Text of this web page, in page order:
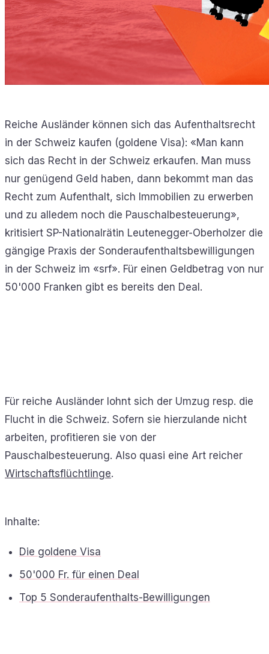
Reiche Ausländer können sich das Aufenthaltsrecht
in der Schweiz kaufen (goldene Visa): «Man kann
sich das Recht in der Schweiz erkaufen. Man muss
nur genügend Geld haben, dann bekommt man das
Recht zum Aufenthalt, sich Immobilien zu erwerben
und zu alledem noch die Pauschalbesteuerung»,
kritisiert SP-Nationalrätin Leutenegger-Oberholzer die
gängige Praxis der Sonderaufenthaltsbewilligungen
in der Schweiz im «srf». Für einen Geldbetrag von nur
50'000 Franken gibt es bereits den Deal.
Für reiche Ausländer lohnt sich der Umzug resp. die
Flucht in die Schweiz. Sofern sie hierzulande nicht
arbeiten, profitieren sie von der
Pauschalbesteuerung. Also quasi eine Art reicher
Wirtschaftsflüchtlinge.
Inhalte:
Die goldene Visa
50'000 Fr. für einen Deal
Top 5 Sonderaufenthalts-Bewilligungen